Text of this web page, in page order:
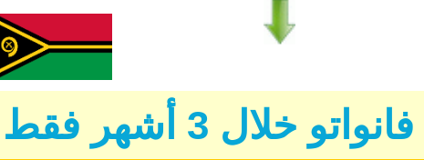
خلال 3 أشهر فقط